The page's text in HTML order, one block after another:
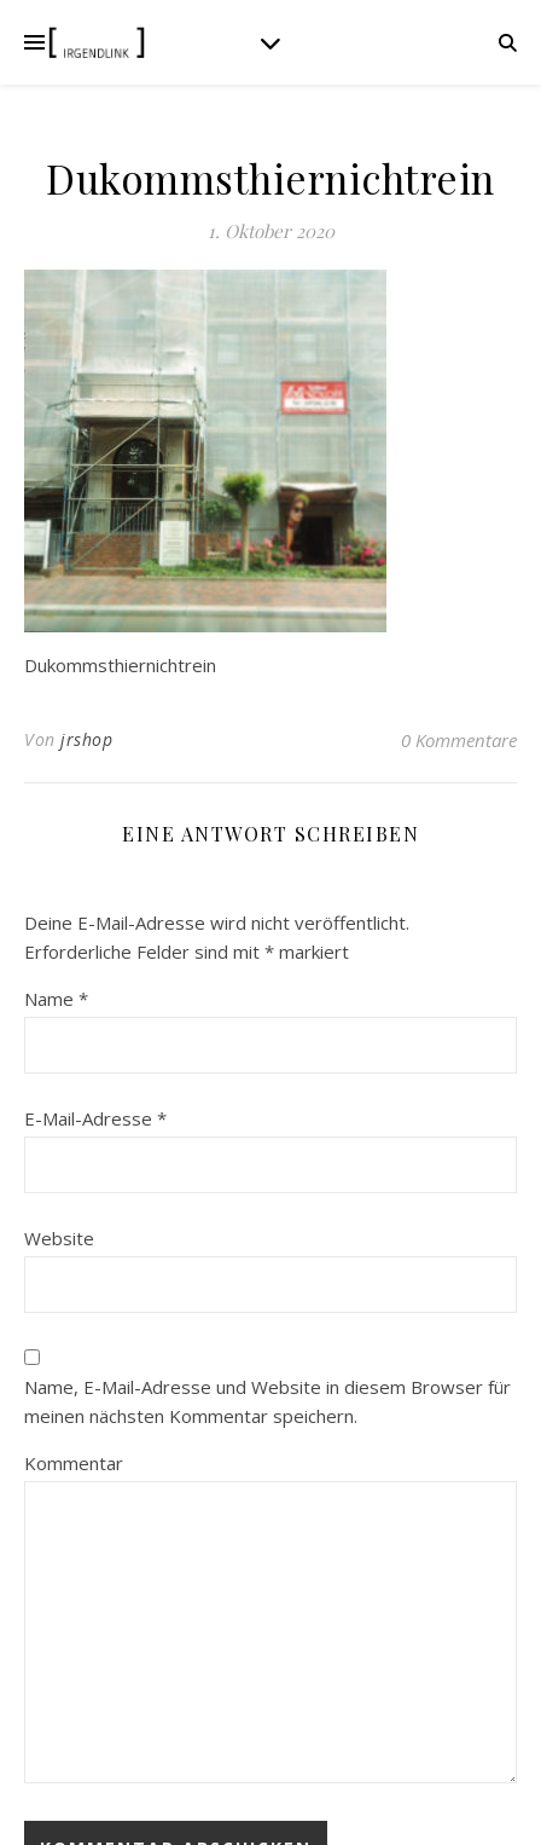
Dukommsthiernichtrein
1. Oktober 2020
Dukommsthiernichtrein
Von jrshop 0 Kommentare
EINE ANTWORT SCHREIBEN
Deine E-Mail-Adresse wird nicht veröffentlicht.
Erforderliche Felder sind mit * markiert
Name *
E-Mail-Adresse *
Website
Name, E-Mail-Adresse und Website in diesem Browser für
meinen nächsten Kommentar speichern.
Kommentar